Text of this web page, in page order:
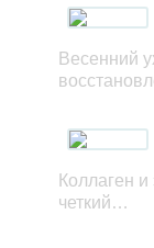
Весенний
Коллаген
четкий…